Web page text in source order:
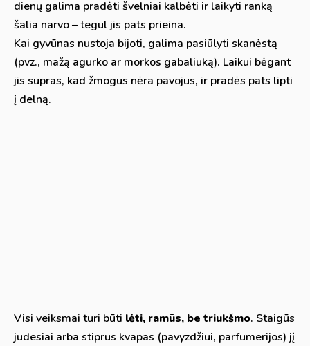
dienų galima pradėti švelniai kalbėti ir laikyti ranką
šalia narvo – tegul jis pats prieina.
Kai gyvūnas nustoja bijoti, galima pasiūlyti skanėstą
(pvz., mažą agurko ar morkos gabaliuką). Laikui bėgant
jis supras, kad žmogus nėra pavojus, ir pradės pats lipti
į delną.
Visi veiksmai turi būti lėti, ramūs, be triukšmo. Staigūs
judesiai arba stiprus kvapas (pavyzdžiui, parfumerijos) jį